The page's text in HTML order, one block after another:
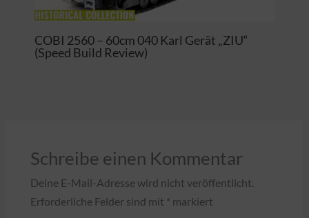
COBI 2560 – 60cm 040 Karl Gerät „ZIU“
(Speed Build Review)
Schreibe einen Kommentar
Deine E-Mail-Adresse wird nicht veröffentlicht.
Erforderliche Felder sind mit * markiert